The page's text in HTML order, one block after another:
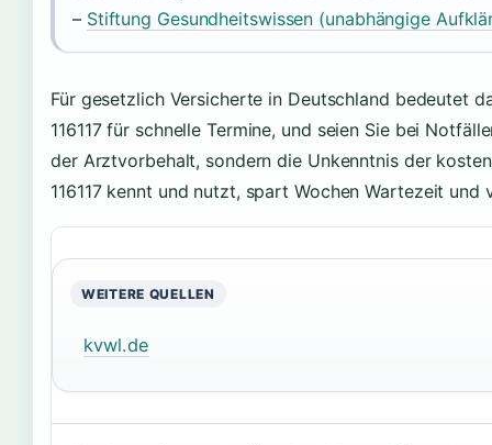
– Stiftung Gesundheitswissen (unabhängige
Für gesetzlich Versicherte in Deutschland bedeutet
116117 für schnelle Termine, und seien Sie bei
der Arztvorbehalt, sondern die Unkenntnis der
116117 kennt und nutzt, spart Wochen Wartezeit und
WEITERE QUELLEN
kvwl.de